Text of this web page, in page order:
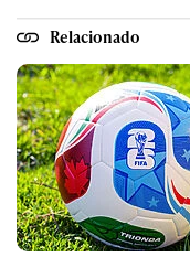
Relacionado